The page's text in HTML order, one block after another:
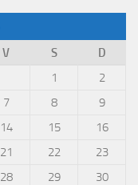
V S
D
1
2
7 8
9
14 15
16
21 22
23
28 29
30